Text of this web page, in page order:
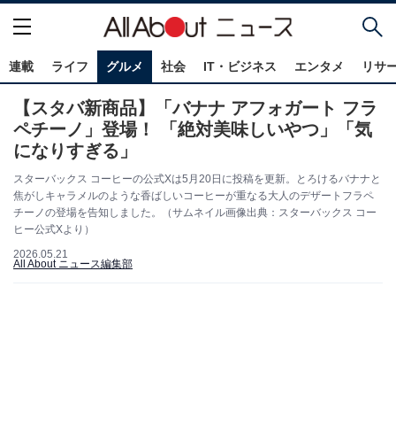
連載 ライフ グルメ 社会 IT・ビジネス エンタメ リサ
【スタバ新商品】「バナナ アフォガート フラ
ペチーノ」登場！ 「絶対美味しいやつ」「気
になりすぎる」
スターバックス コーヒーの公式Xは5月20日に投稿を更新。とろけるバナナと
焦がしキャラメルのような香ばしいコーヒーが重なる大人のデザートフラペ
チーノの登場を告知しました。（サムネイル画像出典：スターバックス コー
ヒー公式Xより）
2026.05.21
All About ニュース編集部